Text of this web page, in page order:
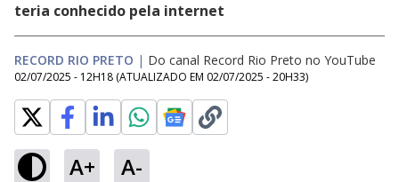
teria conhecido pela internet
RECORD RIO PRETO | Do canal Record Rio Preto no YouTube
02/07/2025 - 12H18 (ATUALIZADO EM 02/07/2025 - 20H33)
A+ A-